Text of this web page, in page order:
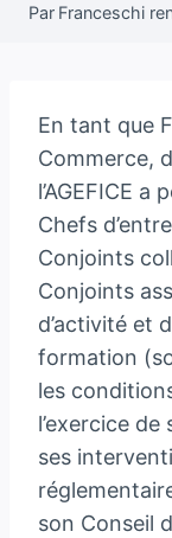
Par Franceschi
En tant que
Commerce,
l’AGEFICE a
Chefs
Conjoints
Conjoints
d’activité et
formation
les
l’exercice de
ses
son Conseil